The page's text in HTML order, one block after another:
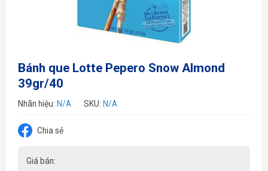
Bánh que Lotte Pepero Snow Almond
39gr/40
Nhãn hiệu: N/A SKU: N/A
Chia sẻ
Giá bán: